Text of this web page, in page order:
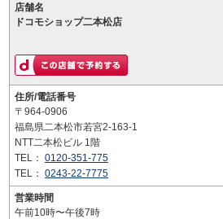
店舗名
ドコモショップ二本松店
住所/電話番号
〒964-0906
福島県二本松市若宮2-163-1
NTT二本松ビル 1階
TEL： 0120-351-775
TEL： 0243-22-7775
営業時間
午前10時〜午後7時